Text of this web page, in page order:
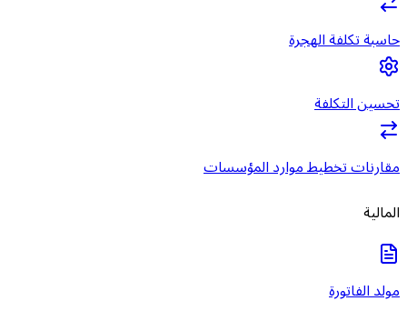
حاسبة تكلفة الهجرة
تحسين التكلفة
مقارنات تخطيط موارد المؤسسات
المالية
مولد الفاتورة